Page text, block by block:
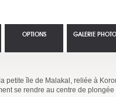
petite île de Malakal, reliée à
se rendre au centre de plongée
OPTIONS GALERIE